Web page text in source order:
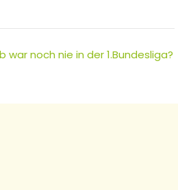
war noch nie in der 1.Bundesliga?